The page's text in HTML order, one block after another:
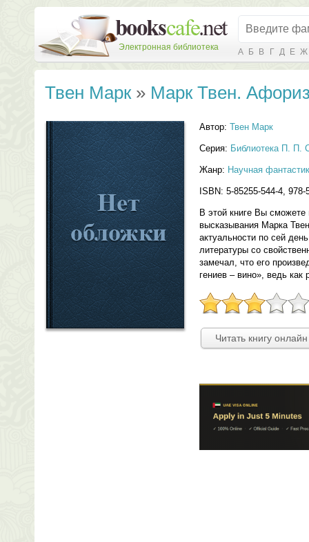
Электронная библиотека А Б В Г Д Е Ж
Твен Марк » Марк Твен.
Автор: Твен Марк
Серия: Библиотека П. П.
Жанр: Научная
ISBN: 5-85255-544-4, 978-
В этой книге Вы
высказывания Марка
актуальности по сей
литературы со
замечал, что его
гениев – вино», ведь
Читать книгу